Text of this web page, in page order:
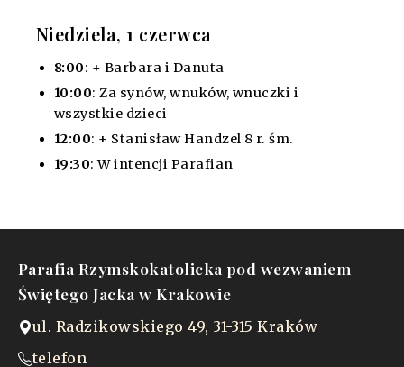
Niedziela, 1 czerwca
8:00: + Barbara i Danuta
10:00: Za synów, wnuków, wnuczki i
wszystkie dzieci
12:00: + Stanisław Handzel 8 r. śm.
19:30: W intencji Parafian
Parafia Rzymskokatolicka pod wezwaniem
Świętego Jacka w Krakowie
ul. Radzikowskiego 49, 31-315 Kraków
telefon